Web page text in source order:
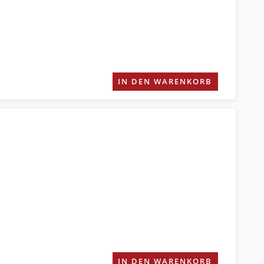
IN DEN WARENKORB
IN DEN WARENKORB